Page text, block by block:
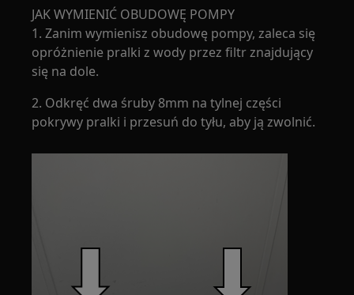
JAK WYMIENIĆ OBUDOWĘ POMPY
1. Zanim wymienisz obudowę pompy, zaleca się
opróżnienie pralki z wody przez filtr znajdujący
się na dole.
2. Odkręć dwa śruby 8mm na tylnej części
pokrywy pralki i przesuń do tyłu, aby ją zwolnić.